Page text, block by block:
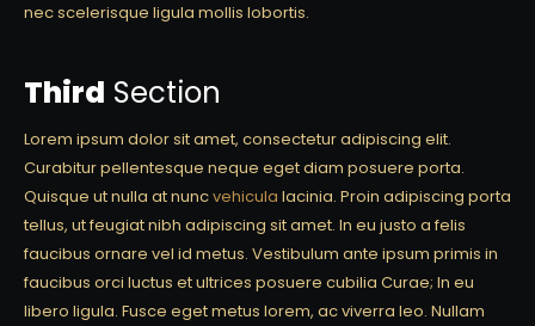
nec scelerisque ligula mollis lobortis.
Third Section
Lorem ipsum dolor sit amet, consectetur adipiscing elit.
Curabitur pellentesque neque eget diam posuere porta.
Quisque ut nulla at nuncvehicula lacinia. Proin adipiscing porta
tellus, ut feugiat nibh adipiscing sit amet. In eu justo a felis
faucibus ornare vel id metus. Vestibulum ante ipsum primis in
faucibus orci luctus et ultrices posuere cubilia Curae; In eu
libero ligula. Fusce eget metus lorem, ac viverra leo. Nullam